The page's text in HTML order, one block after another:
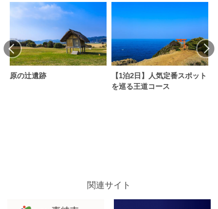
原の辻遺跡
【1泊2日】人気定番スポット
を巡る王道コース
関連サイト